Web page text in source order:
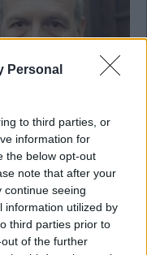
Personal
to third parties, or
information for
the below opt-out
note that after your
continue seeing
information utilized by
third parties prior to
of the further
στην
της
Εισαγγελία